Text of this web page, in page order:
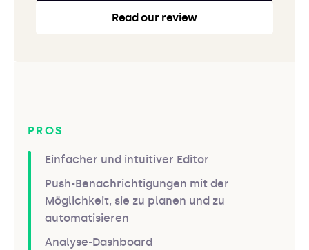
Read our review
PROS
Einfacher und intuitiver Editor
Push-Benachrichtigungen mit der
Möglichkeit, sie zu planen und zu
automatisieren
Analyse-Dashboard